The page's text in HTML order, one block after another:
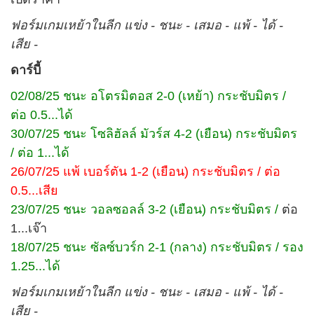
ฟอร์มเกมเหย้าในลีก แข่ง - ชนะ - เสมอ - แพ้ - ได้ -
เสีย -
ดาร์บี้
02/08/25 ชนะ อโตรมิตอส 2-0 (เหย้า) กระชับมิตร /
ต่อ 0.5...ได้
30/07/25 ชนะ โซลิฮัลล์ มัวร์ส 4-2 (เยือน) กระชับมิตร
/ ต่อ 1...ได้
26/07/25 แพ้ เบอร์ตัน 1-2 (เยือน) กระชับมิตร / ต่อ
0.5...เสีย
23/07/25 ชนะ วอลซอลล์ 3-2 (เยือน) กระชับมิตร / ต่อ
1...เจ๊า
18/07/25 ชนะ ซัลซ์บวร์ก 2-1 (กลาง) กระชับมิตร / รอง
1.25...ได้
ฟอร์มเกมเหย้าในลีก แข่ง - ชนะ - เสมอ - แพ้ - ได้ -
เสีย -